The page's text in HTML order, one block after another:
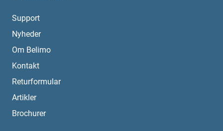
Support
Nyheder
Om Belimo
Kontakt
Returformular
Artikler
Brochurer